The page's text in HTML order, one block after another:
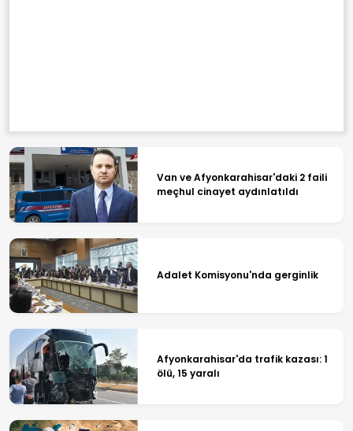
Van ve Afyonkarahisar'daki 2 faili
meçhul cinayet aydınlatıldı
Adalet Komisyonu'nda gerginlik
Afyonkarahisar'da trafik kazası: 1
ölü, 15 yaralı